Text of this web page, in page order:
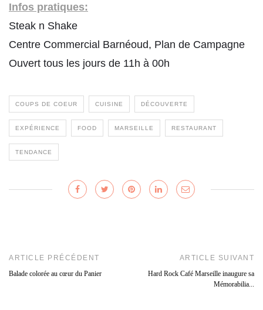
Infos pratiques:
Steak n Shake
Centre Commercial Barnéoud, Plan de Campagne
Ouvert tous les jours de 11h à 00h
COUPS DE COEUR CUISINE DÉCOUVERTE
EXPÉRIENCE FOOD MARSEILLE RESTAURANT
TENDANCE
ARTICLE PRÉCÉDENT
Balade colorée au cœur du Panier
ARTICLE SUIVANT
Hard Rock Café Marseille inaugure sa
Mémorabilia...